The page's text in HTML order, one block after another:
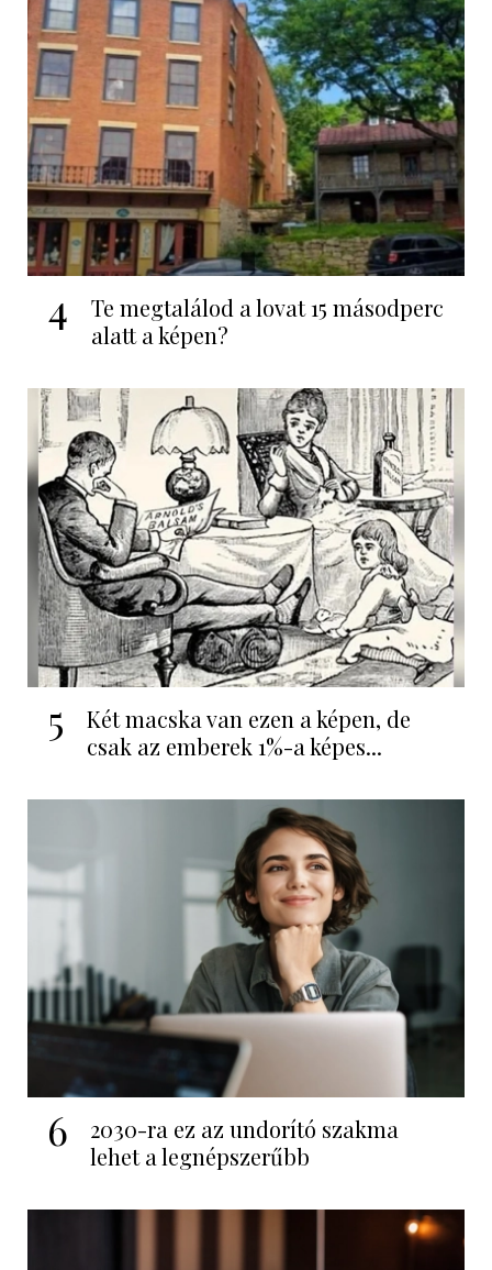
4
Te megtalálod a lovat 15 másodperc
alatt a képen?
5
Két macska van ezen a képen, de
csak az emberek 1%-a képes...
6
2030-ra ez az undorító szakma
lehet a legnépszerűbb